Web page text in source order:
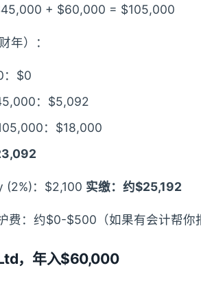
+ $60,000 = $105,000
年）：
：$0
：$5,092
：$18,000
(2%)：$2,100 实缴：约$25,192
费：约$0-$500（如果有会计帮你
，年入$60,000